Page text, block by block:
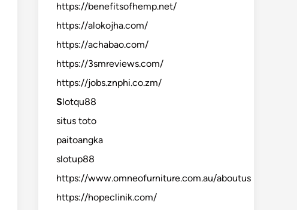
https://benefitsofhemp.net/
https://alokojha.com/
https://achabao.com/
https://3smreviews.com/
https://jobs.znphi.co.zm/
Slotqu88
situs toto
paitoangka
slotup88
https://www.omneofurniture.com.au/aboutus
https://hopeclinik.com/